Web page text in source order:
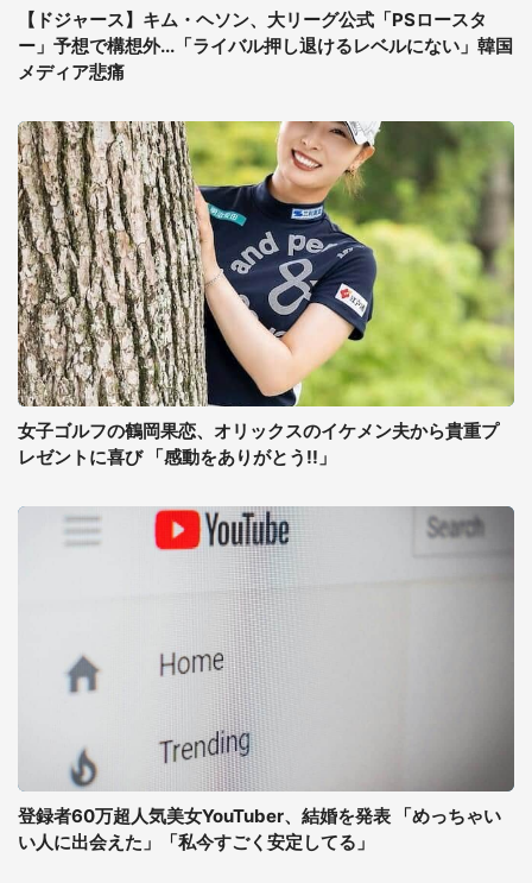
【ドジャース】キム・ヘソン、大リーグ公式「PSロースタ
ー」予想で構想外...「ライバル押し退けるレベルにない」韓国
メディア悲痛
女子ゴルフの鶴岡果恋、オリックスのイケメン夫から貴重プ
レゼントに喜び 「感動をありがとう!!」
登録者60万超人気美女YouTuber、結婚を発表 「めっちゃい
い人に出会えた」「私今すごく安定してる」